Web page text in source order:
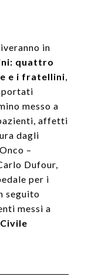
in
quattro
e i fratellini
messo a
affetti
dagli
–
Dufour,
per i
seguito
messi a